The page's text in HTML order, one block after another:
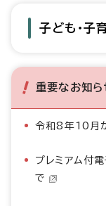
子ども・子
重要なお知ら
令和8年10月
プレミアム付
で